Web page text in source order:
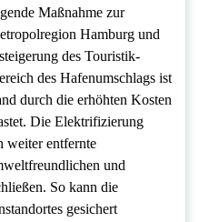
Maßnahme zur
Hamburg und
des Touristik-
des Hafenumschlags ist
durch die erhöhten Kosten
Die Elektrifizierung
weiter entfernte
und
So kann die
gesichert